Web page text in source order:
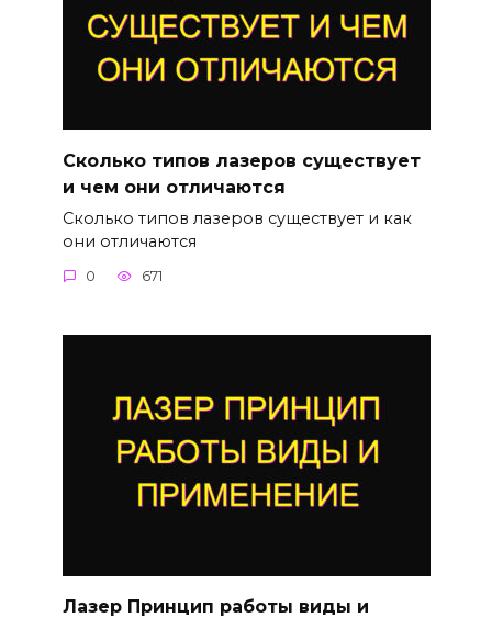
Сколько типов лазеров существует
и чем они отличаются
Сколько типов лазеров существует и как
они отличаются
0 671
Лазер Принцип работы виды и